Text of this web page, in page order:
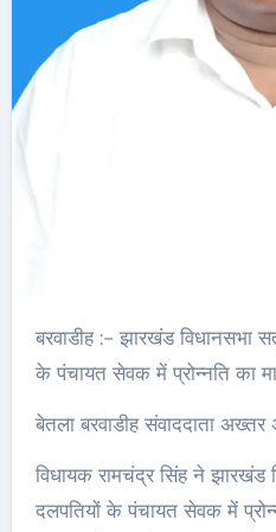
बरवाडीह :- झारखंड विधानसभा सत्र में विधायक ने उठाया दलपति
के पंचायत सेवक में प्रोन्नति का
बेतला बरवाडीह संवाददाता अख्तर
विधायक रामचंद्र सिंह ने झारखंड
दलपतियों के पंचायत सेवक में